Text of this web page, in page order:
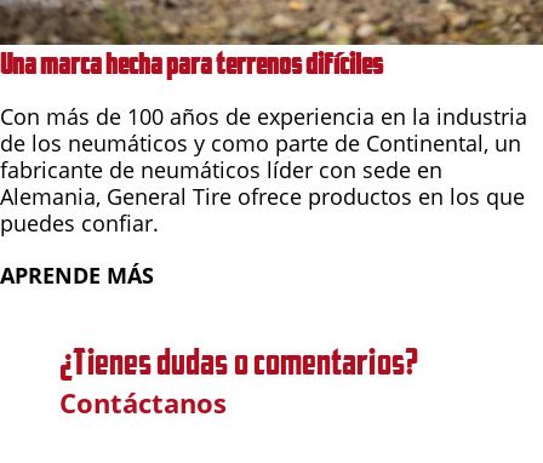
Una marca hecha para terrenos difíciles
Con más de 100 años de experiencia en la industria
de los neumáticos y como parte de Continental, un
fabricante de neumáticos líder con sede en
Alemania, General Tire ofrece productos en los que
puedes confiar.
APRENDE MÁS
¿Tienes dudas o comentarios?
Contáctanos